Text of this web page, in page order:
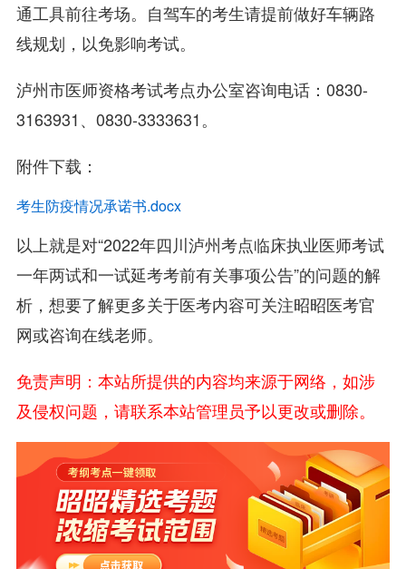
通工具前往考场。自驾车的考生请提前做好车辆路
线规划，以免影响考试。
泸州市医师资格考试考点办公室咨询电话：0830-
3163931、0830-3333631。
附件下载：
考生防疫情况承诺书.docx
以上就是对“2022年四川泸州考点临床执业医师考试
一年两试和一试延考考前有关事项公告”的问题的解
析，想要了解更多关于医考内容可关注昭昭医考官
网或咨询在线老师。
免责声明：本站所提供的内容均来源于网络，如涉
及侵权问题，请联系本站管理员予以更改或删除。